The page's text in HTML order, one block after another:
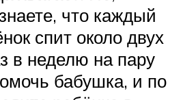
что каждый
спит около двух
в неделю на пару
бабушка, и по